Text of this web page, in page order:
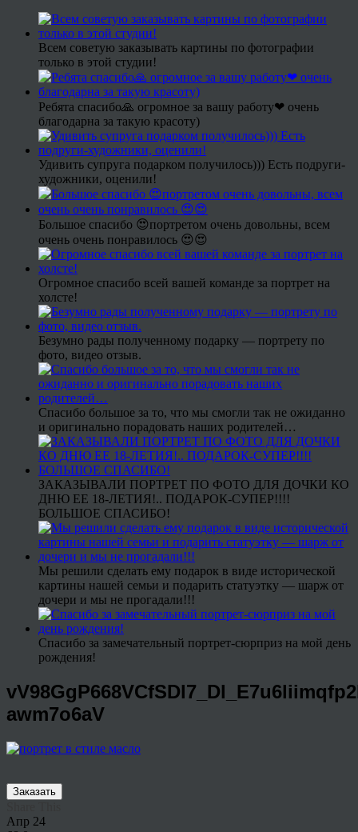
Всем советую заказывать картины по фотографии
только в этой студии!
Ребята спасибо🙏 огромное за вашу работу❤ очень
благодарна за такую красоту)
Удивить супруга подарком получилось))) Есть подруги-
художники, оценили!
Большое спасибо 😍портретом очень довольны, всем
очень очень понравилось 😍😍
Огромное спасибо всей вашей команде за портрет на
холсте!
Безумно рады полученному подарку — портрету по
фото, видео отзыв.
Спасибо большое за то, что мы смогли так не ожиданно
и оригинально порадовать наших родителей…
ЗАКАЗЫВАЛИ ПОРТРЕТ ПО ФОТО ДЛЯ ДОЧКИ КО
ДНЮ ЕЕ 18-ЛЕТИЯ!.. ПОДАРОК-СУПЕР!!!!
БОЛЬШОЕ СПАСИБО!
Мы решили сделать ему подарок в виде исторической
картины нашей семьи и подарить статуэтку — шарж от
дочери и мы не прогадали!!!
Спасибо за замечательный портрет-сюрприз на мой день
рождения!
awm7o6aV
Заказать
Апр 24